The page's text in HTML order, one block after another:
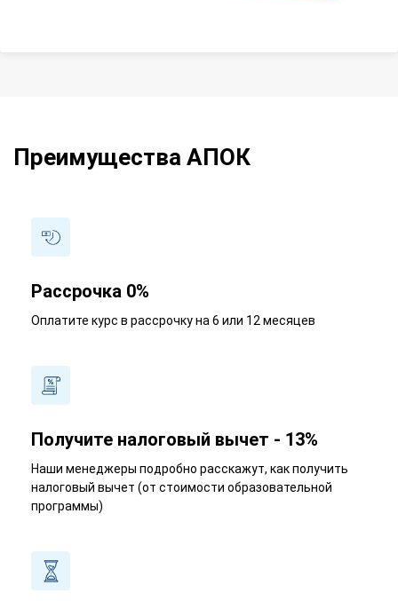
Преимущества АПОК
Рассрочка 0%
Оплатите курс в рассрочку на 6 или 12 месяцев
Получите налоговый вычет - 13%
Наши менеджеры подробно расскажут, как получить
налоговый вычет (от стоимости образовательной
программы)